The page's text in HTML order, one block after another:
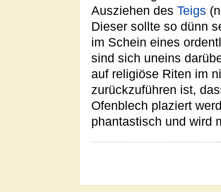
Ausziehen des Teigs
Dieser sollte so dünn
im Schein eines
sind sich uneins
auf religiöse Riten im
zurückzuführen ist,
Ofenblech plaziert
phantastisch und wird